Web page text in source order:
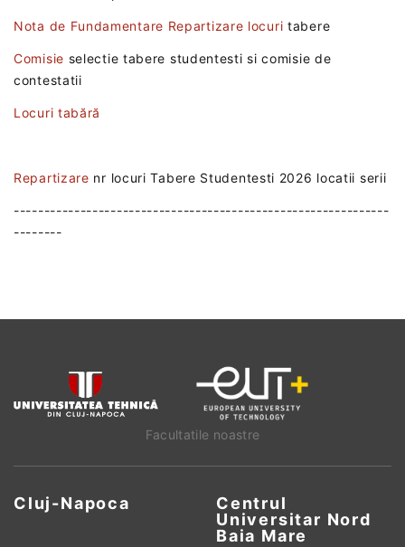
Nota de Fundamentare Repartizare locuri tabere
Comisie selectie tabere studentesti si comisie de
contestatii
Locuri tabără
Repartizare nr locuri Tabere Studentesti 2026 locatii serii
--------------------------------------------------------------
--------
Facultatile noastre
Cluj-Napoca
Centrul
Universitar Nord
Baia Mare